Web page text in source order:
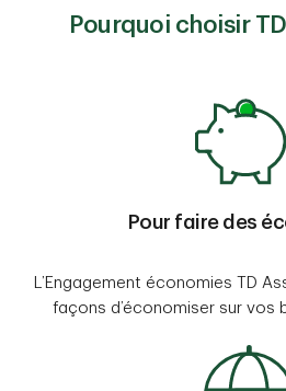
Pourquoi choisir
Pour faire des
L’Engagement économies TD
façons d’économiser sur vos